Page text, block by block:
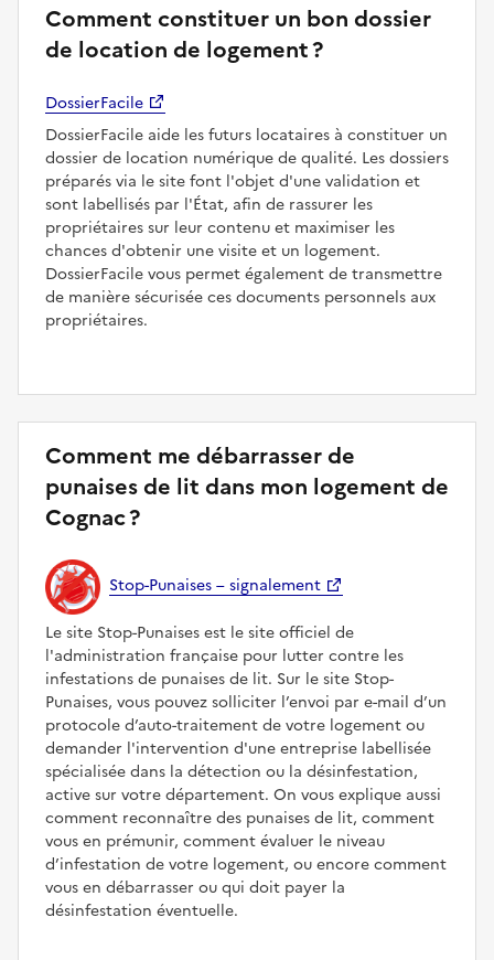
Comment constituer un bon dossier
de location de logement ?
DossierFacile
DossierFacile aide les futurs locataires à constituer un
dossier de location numérique de qualité. Les dossiers
préparés via le site font l'objet d'une validation et
sont labellisés par l'État, afin de rassurer les
propriétaires sur leur contenu et maximiser les
chances d'obtenir une visite et un logement.
DossierFacile vous permet également de transmettre
de manière sécurisée ces documents personnels aux
propriétaires.
Comment me débarrasser de
punaises de lit dans mon logement de
Cognac ?
Stop-Punaises – signalement
Le site Stop-Punaises est le site officiel de
l'administration française pour lutter contre les
infestations de punaises de lit. Sur le site Stop-
Punaises, vous pouvez solliciter l’envoi par e-mail d’un
protocole d’auto-traitement de votre logement ou
demander l'intervention d'une entreprise labellisée
spécialisée dans la détection ou la désinfestation,
active sur votre département. On vous explique aussi
comment reconnaître des punaises de lit, comment
vous en prémunir, comment évaluer le niveau
d’infestation de votre logement, ou encore comment
vous en débarrasser ou qui doit payer la
désinfestation éventuelle.